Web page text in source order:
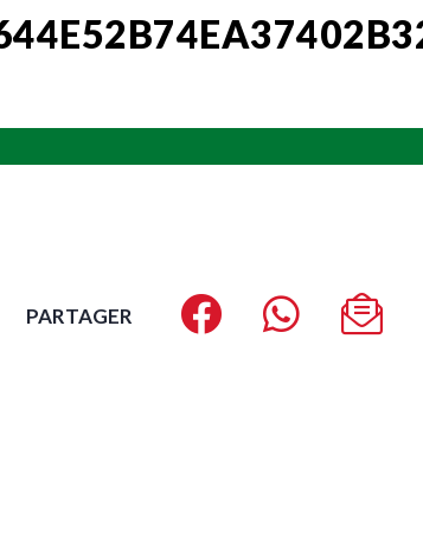
PARTAGER